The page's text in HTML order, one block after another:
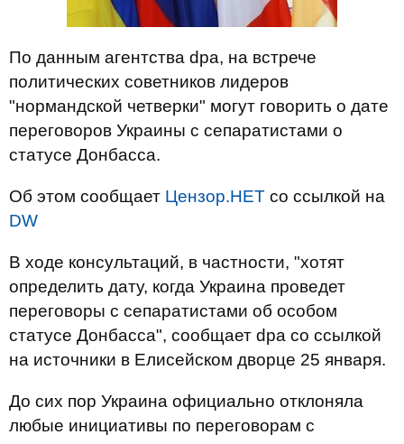
По данным агентства dpa, на встрече
политических советников лидеров
"нормандской четверки" могут говорить о дате
переговоров Украины с сепаратистами о
статусе Донбасса.
Об этом сообщает Цензор.НЕТ со ссылкой на
DW
В ходе консультаций, в частности, "хотят
определить дату, когда Украина проведет
переговоры с сепаратистами об особом
статусе Донбасса", сообщает dpa со ссылкой
на источники в Елисейском дворце 25 января.
До сих пор Украина официально отклоняла
любые инициативы по переговорам с